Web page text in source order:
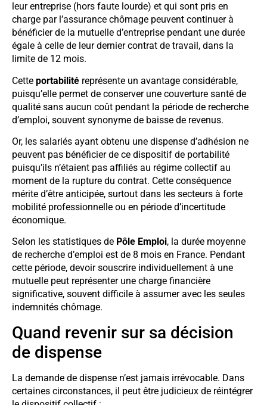
leur entreprise (hors faute lourde) et qui sont pris en
charge par l’assurance chômage peuvent continuer à
bénéficier de la mutuelle d’entreprise pendant une durée
égale à celle de leur dernier contrat de travail, dans la
limite de 12 mois.
Cette portabilité représente un avantage considérable,
puisqu’elle permet de conserver une couverture santé de
qualité sans aucun coût pendant la période de recherche
d’emploi, souvent synonyme de baisse de revenus.
Or, les salariés ayant obtenu une dispense d’adhésion ne
peuvent pas bénéficier de ce dispositif de portabilité
puisqu’ils n’étaient pas affiliés au régime collectif au
moment de la rupture du contrat. Cette conséquence
mérite d’être anticipée, surtout dans les secteurs à forte
mobilité professionnelle ou en période d’incertitude
économique.
Selon les statistiques de Pôle Emploi, la durée moyenne
de recherche d’emploi est de 8 mois en France. Pendant
cette période, devoir souscrire individuellement à une
mutuelle peut représenter une charge financière
significative, souvent difficile à assumer avec les seules
indemnités chômage.
Quand revenir sur sa décision
de dispense
La demande de dispense n’est jamais irrévocable. Dans
certaines circonstances, il peut être judicieux de réintégrer